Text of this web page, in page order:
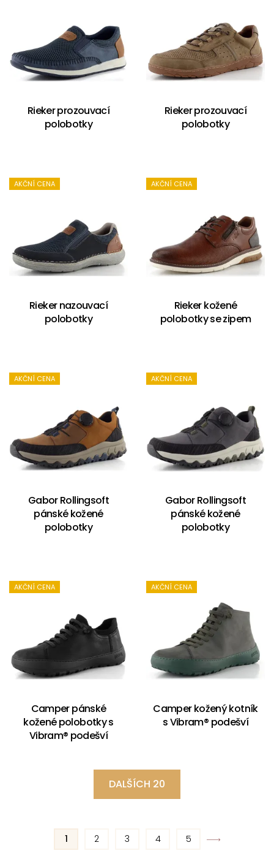
Rieker prozouvací
polobotky
Rieker prozouvací
polobotky
AKČNÍ CENA
Rieker nazouvací
polobotky
AKČNÍ CENA
Rieker kožené
polobotky se zipem
AKČNÍ CENA
Gabor Rollingsoft
pánské kožené
polobotky
AKČNÍ CENA
Gabor Rollingsoft
pánské kožené
polobotky
AKČNÍ CENA
Camper pánské
kožené polobotky s
Vibram® podešví
AKČNÍ CENA
Camper kožený kotník
s Vibram® podešví
1 2 3 4 5
DALŠÍCH 20